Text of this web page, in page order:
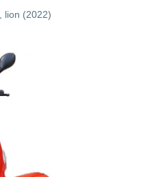
lion (2022)